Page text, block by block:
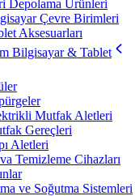
Depolama Ürünleri
Çevre Birimleri
Aksesuarları
Bilgisayar & Tablet
Mutfak Aletleri
Gereçleri
Aletleri
Temizleme Cihazları
ve Soğutma Sistemleri